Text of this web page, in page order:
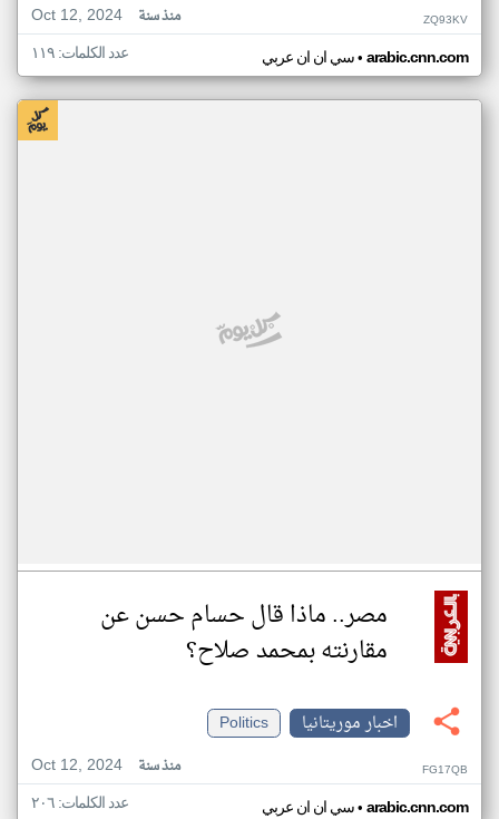
Oct 12, 2024
منذ سنة ZQ93KV
سي ان ان عربي• arabic.cnn.com عدد الكلمات: ١١٩
مصر.. ماذا قال حسام حسن عن
مقارنته بمحمد صلاح؟
اخبار موريتانيا
Politics
Oct 12, 2024
منذ سنة FG17QB
سي ان ان عربي• arabic.cnn.com عدد الكلمات: ٢٠٦